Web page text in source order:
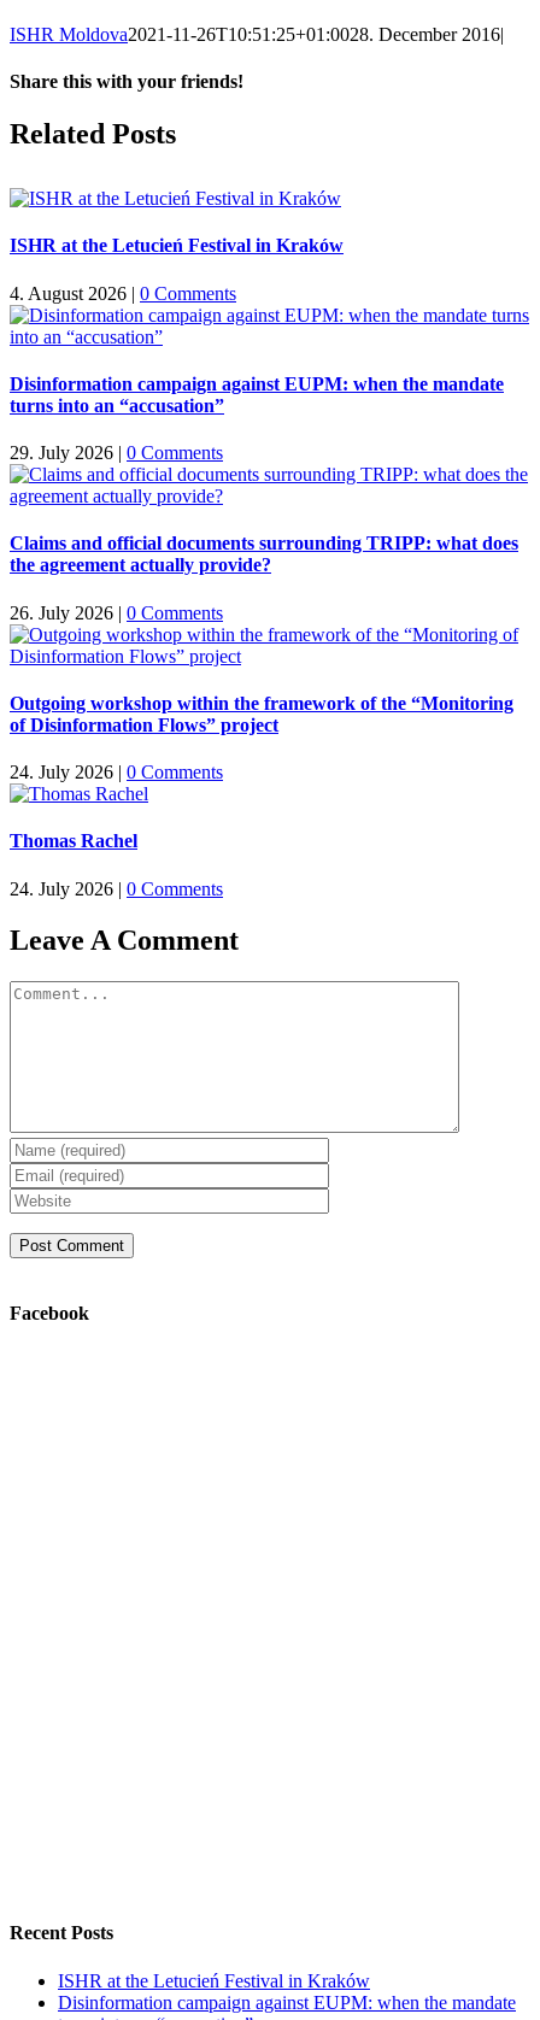
ISHR Moldova2021-11-26T10:51:25+01:0028. December 2016|
Share this with your friends!
Facebook
X
Reddit
LinkedIn
Tumblr
Pinterest
Vk
Email
Related Posts
ISHR at the Letucień Festival in Kraków
4. August 2026 | 0 Comments
Disinformation campaign against EUPM: when the mandate
turns into an “accusation”
29. July 2026 | 0 Comments
Claims and official documents surrounding TRIPP: what does
the agreement actually provide?
26. July 2026 | 0 Comments
Outgoing workshop within the framework of the “Monitoring
of Disinformation Flows” project
24. July 2026 | 0 Comments
Thomas Rachel
24. July 2026 | 0 Comments
Leave A Comment
Comment
Facebook
Recent Posts
ISHR at the Letucień Festival in Kraków
Disinformation campaign against EUPM: when the mandate